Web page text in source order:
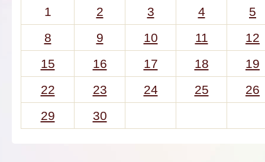
1
2 3 4
5
8
9 10 11
12
15
16 17 18
19
22
23 24 25
26
29
30